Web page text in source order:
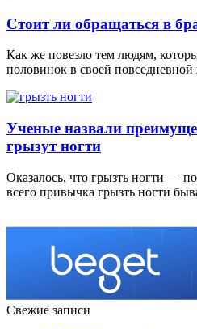
Стоит ли обращаться в
Как же повезло тем людям,
половинок в своей
Ученые назвали
грызут ногти
Оказалось, что грызть ногти —
всего привычка грызть ногти
Свежие записи